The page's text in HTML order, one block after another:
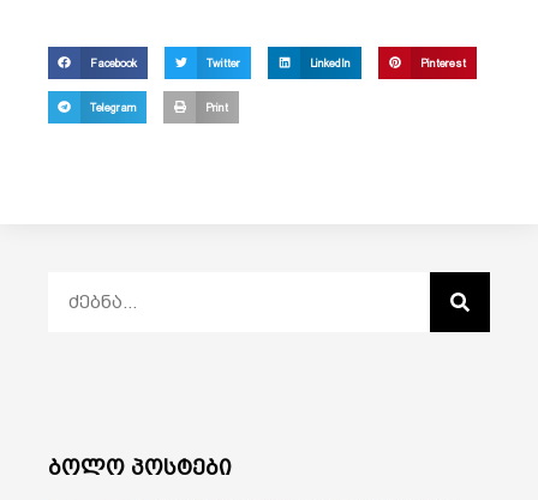
Facebook Twitter LinkedIn Pinterest
Telegram Print
ბოლო პოსტები